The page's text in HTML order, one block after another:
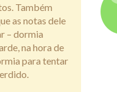
Também
as notas dele
– dormia
na hora de
para tentar